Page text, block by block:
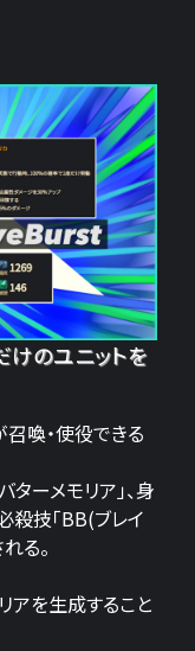
けのユニットを
召喚・使役できる
ーメモリア」、身
殺技「BB(ブレイ
る。
アを生成すること